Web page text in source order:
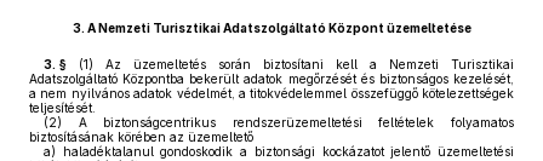
3. A Nemzeti Turisztikai Adatszolgáltató Központ üzemeltetése
3. § (1) Az üzemeltetés során biztosítani kell a Nemzeti Turisztikai
Adatszolgáltató Központba bekerült adatok megőrzését és biztonságos kezelését,
a nem nyilvános adatok védelmét, a titokvédelemmel összefüggő kötelezettségek
teljesítését.
(2) A biztonságcentrikus rendszerüzemeltetési feltételek folyamatos
biztosításának körében az üzemeltető
a) haladéktalanul gondoskodik a biztonsági kockázatot jelentő üzemeltetési